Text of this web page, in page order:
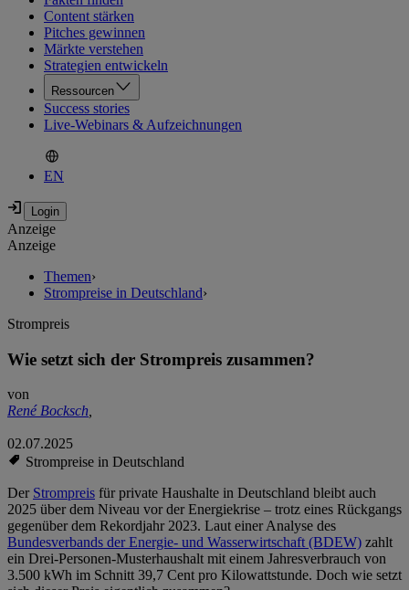
Content stärken
Pitches gewinnen
Märkte verstehen
Strategien entwickeln
Ressourcen
Success stories
Live-Webinars & Aufzeichnungen
EN
Anzeige
Anzeige
Themen›
Strompreise in Deutschland›
Strompreis
Wie setzt sich der Strompreis zusammen?
von
René Bocksch,
02.07.2025
Strompreise in Deutschland
Der Strompreis für private Haushalte in Deutschland bleibt auch
2025 über dem Niveau vor der Energiekrise – trotz eines Rückgangs
gegenüber dem Rekordjahr 2023. Laut einer Analyse des
Bundesverbands der Energie- und Wasserwirtschaft (BDEW) zahlt
ein Drei-Personen-Musterhaushalt mit einem Jahresverbrauch von
3.500 kWh im Schnitt 39,7 Cent pro Kilowattstunde. Doch wie setzt